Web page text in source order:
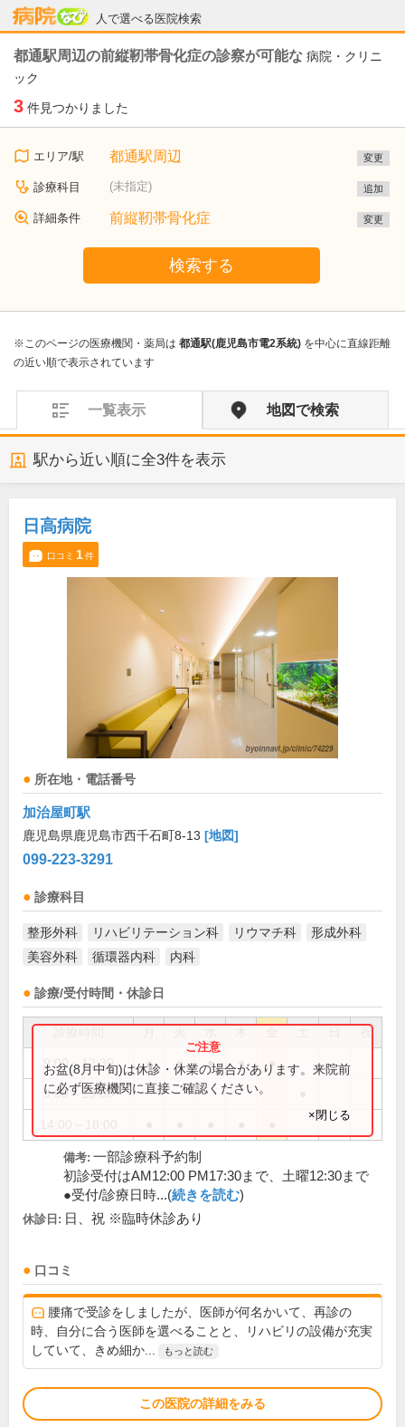
人で選べる医院検索
病院なび
都通駅周辺の前縦靭帯骨化症の診察が可能な 病院・クリニ
ック
3 件見つかりました
エリア/駅 都通駅周辺 変更
診療科目 (未指定) 追加
詳細条件 前縦靭帯骨化症 変更
検索する
※このページの医療機関・薬局は 都通駅(鹿児島市電2系統) を中心に直線距離
の近い順で表示されています
一覧表示 地図で検索
駅から近い順に全3件を表示
日高病院
口コミ 1件
所在地・電話番号
加治屋町駅
鹿児島県鹿児島市西千石町8-13 [地図]
099-223-3291
診療科目
整形外科 リハビリテーション科 リウマチ科
形成外科
美容外科
循環器内科 内科
診療/受付時間・休診日
祝
9:00～12:30 ● ● ● ● ●
9:00～13:00
お盆(8月中旬)は休診・休業の場合があります。来院前
に必ず医療機関に直接ご確認ください。
×閉じる
備考: 一部診療科予約制
初診受付はAM12:00 PM17:30まで、土曜12:30まで
●受付/診療日時...(続きを読む)
休診日: 日、祝 ※臨時休診あり
口コミ
腰痛で受診をしましたが、医師が何名かいて、再診の
時、自分に合う医師を選べることと、リハビリの設備が充実
していて、きめ細か...
もっと読む
この医院の詳細をみる